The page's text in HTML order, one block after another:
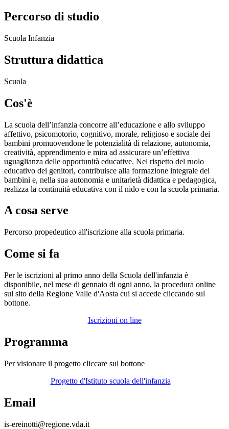
Percorso di studio
Scuola Infanzia
Struttura didattica
Scuola
Cos'è
La scuola dell’infanzia concorre all’educazione e allo sviluppo
affettivo, psicomotorio, cognitivo, morale, religioso e sociale dei
bambini promuovendone le potenzialità di relazione, autonomia,
creatività, apprendimento e mira ad assicurare un’effettiva
uguaglianza delle opportunità educative. Nel rispetto del ruolo
educativo dei genitori, contribuisce alla formazione integrale dei
bambini e, nella sua autonomia e unitarietà didattica e pedagogica,
realizza la continuità educativa con il nido e con la scuola primaria.
A cosa serve
Percorso propedeutico all'iscrizione alla scuola primaria.
Come si fa
Per le iscrizioni al primo anno della Scuola dell'infanzia è
disponibile, nel mese di gennaio di ogni anno, la procedura online
sul sito della Regione Valle d'Aosta cui si accede cliccando sul
bottone.
Iscrizioni on line
Programma
Per visionare il progetto cliccare sul bottone
Progetto d'Istituto scuola dell'infanzia
Email
is-ereinotti@regione.vda.it